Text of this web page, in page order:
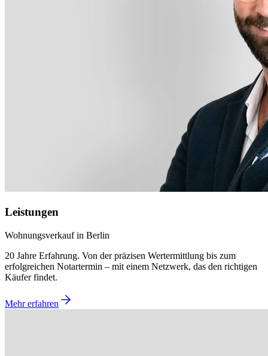
Leistungen
Wohnungsverkauf in Berlin
20 Jahre Erfahrung. Von der präzisen Wertermittlung bis zum
erfolgreichen Notartermin – mit einem Netzwerk, das den richtigen
Käufer findet.
Mehr erfahren